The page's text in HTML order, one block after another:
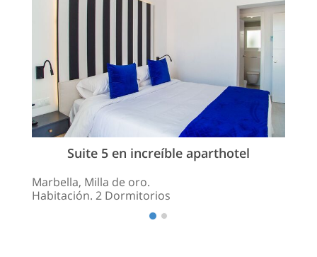
Suite 5 en increíble aparthotel
Marbella, Milla de oro.
Habitación. 2 Dormitorios